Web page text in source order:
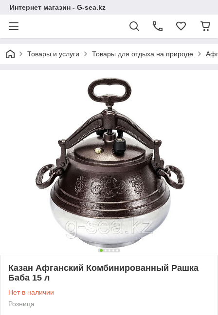
Интернет магазин - G-sea.kz
Товары и услуги Товары для отдыха на природе
Казан Афганский Комбинированный Рашка
Баба 15 л
Нет в наличии
Розница